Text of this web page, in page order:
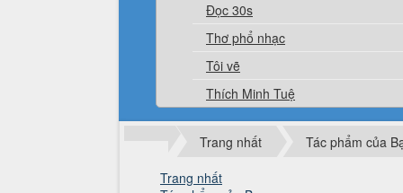
Đọc 30s
Thơ phổ nhạc
Tôi vẽ
Thích Minh Tuệ
Trang nhất Tác phẩm của
Trang nhất